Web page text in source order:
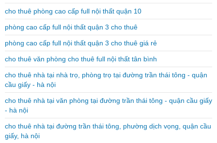
cho thuê phòng cao cấp full nội thất quận 10
phòng cao cấp full nội thất quận 3 cho thuê
phòng cao cấp full nội thất quận 3 cho thuê giá rẻ
cho thuê văn phòng cho thuê full nội thất tân bình
cho thuê nhà tại nhà trọ, phòng trọ tại đường trần thái tông - quận
cầu giấy - hà nội
cho thuê nhà tại văn phòng tại đường trần thái tông - quận cầu giấy
- hà nội
cho thuê nhà tại đường trần thái tông, phường dịch vọng, quận cầu
giấy, hà nội